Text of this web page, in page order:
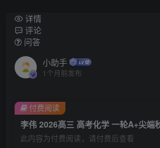
详情
评论
问答
小助手
1个月前发布
此内容为付费阅读，请付费后查看
付费阅读